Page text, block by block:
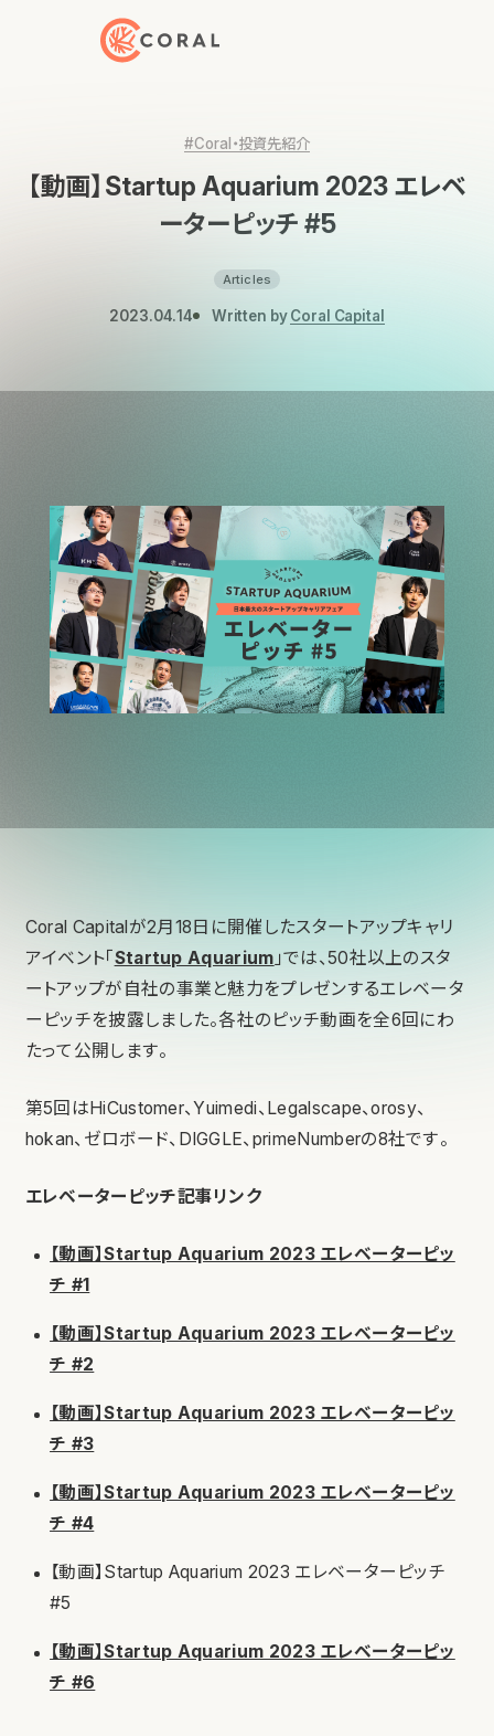
トップページへ戻る
#Coral・投資先紹介
【動画】Startup Aquarium 2023 エレベ
ーターピッチ #5
Articles
2023.04.14 Written byCoral Capital
Coral Capitalが2月18日に開催したスタートアップキャリ
アイベント「Startup Aquarium 」では、50社以上のスタ
ートアップが自社の事業と魅力をプレゼンするエレベータ
ーピッチを披露しました。各社のピッチ動画を全6回にわ
たって公開します。
第5回はHiCustomer、Yuimedi、 Legalscape、orosy、
hokan、 ゼロボード、 DIGGLE、 primeNumberの8社です。
エレベーターピッチ記事リンク
【動画】Startup Aquarium 2023 エレベーターピッ
チ #1
【動画】Startup Aquarium 2023 エレベーターピッ
チ #2
【動画】Startup Aquarium 2023 エレベーターピッ
チ #3
【動画】Startup Aquarium 2023 エレベーターピッ
チ #4
【動画】Startup Aquarium 2023 エレベーターピッチ
#5
【動画】Startup Aquarium 2023 エレベーターピッ
チ #6